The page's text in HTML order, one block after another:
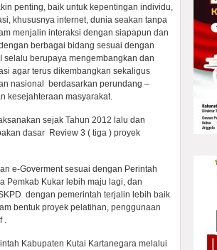
penting, baik untuk kepentingan individu,
khususnya internet, dunia seakan tanpa
menjalin interaksi dengan siapapun dan
berbagai bidang sesuai dengan
selalu berupaya mengembangkan dan
agar terus dikembangkan sekaligus
nasional berdasarkan perundang –
kesejahteraan masyarakat.
sejak Tahun 2012 lalu dan
dasar Review 3 ( tiga ) proyek
e-Goverment sesuai dengan Perintah
Pemkab Kukar lebih maju lagi, dan
dengan pemerintah terjalin lebih baik
bentuk proyek pelatihan, penggunaan
.
Kabupaten Kutai Kartanegara melalui